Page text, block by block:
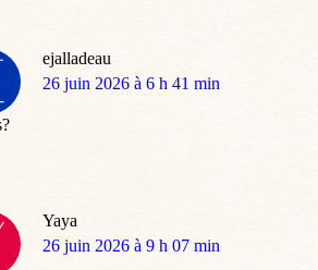
ejalladeau
dit
26 juin 2026 à 6 h 41 min
Yaya
dit
26 juin 2026 à 9 h 07 min